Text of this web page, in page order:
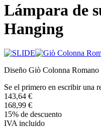
Lámpara de
Hanging
Diseño Giò Colonna Romano
Se el primero en escribir una
143,64 €
168,99 €
15% de descuento
IVA incluido